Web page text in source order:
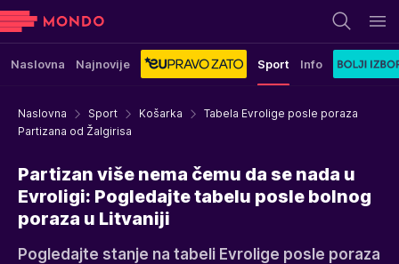
Naslovna Najnovije Sport Info
Naslovna Sport Košarka
Tabela Evrolige posle poraza
Partizana od Žalgirisa
Partizan više nema čemu da se nada u
Evroligi: Pogledajte tabelu posle bolnog
poraza u Litvaniji
Pogledajte stanje na tabeli Evrolige posle poraza